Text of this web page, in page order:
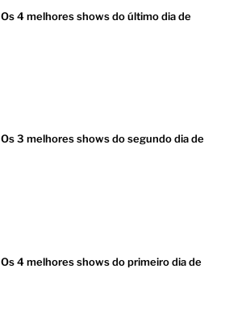
4 melhores shows do último dia de
3 melhores shows do segundo dia de
4 melhores shows do primeiro dia de